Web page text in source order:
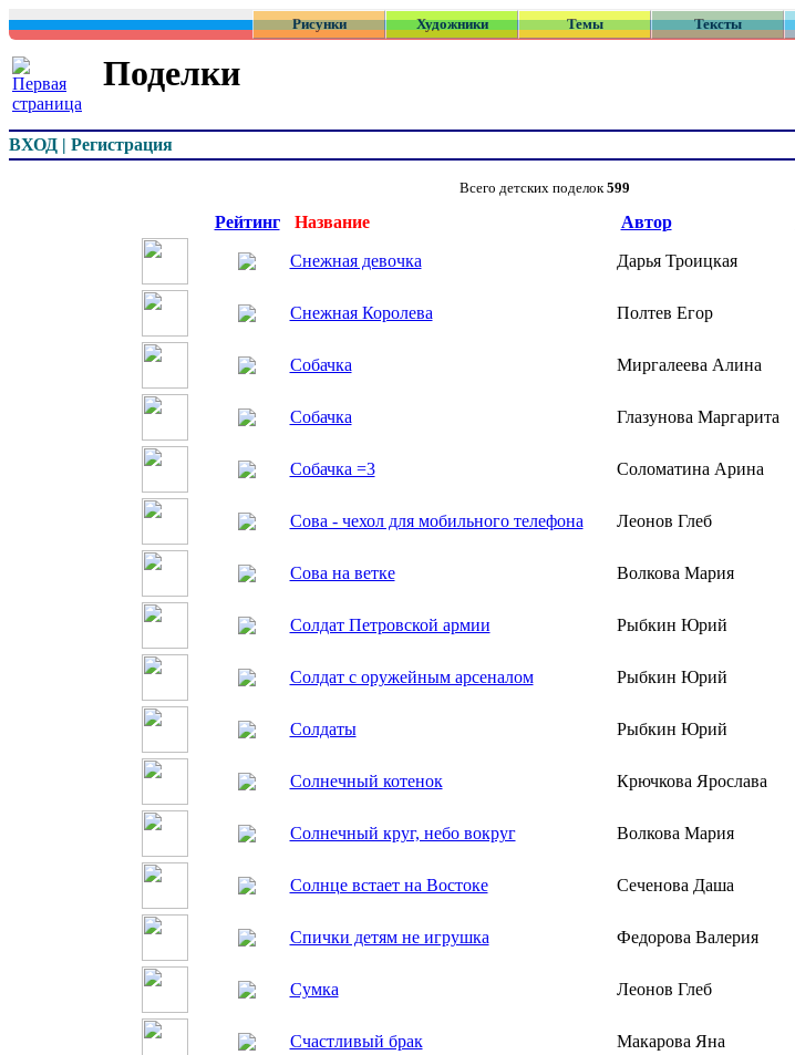
Рисунки Художники Темы Тексты
Поделки
ВХОД | Регистрация
Всего детских поделок599
Рейтинг Название Автор
Снежная девочка Дарья Троицкая
Снежная Королева Полтев Егор
Собачка Миргалеева Алина
Собачка Глазунова Маргарита
Собачка =3 Соломатина Арина
Сова - чехол для мобильного телефона Леонов Глеб
Сова на ветке Волкова Мария
Солдат Петровской армии Рыбкин Юрий
Солдат с оружейным арсеналом Рыбкин Юрий
Солдаты Рыбкин Юрий
Солнечный котенок Крючкова Ярослава
Солнечный круг, небо вокруг Волкова Мария
Солнце встает на Востоке Сеченова Даша
Спички детям не игрушка Федорова Валерия
Сумка Леонов Глеб
Счастливый брак Макарова Яна